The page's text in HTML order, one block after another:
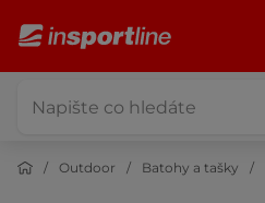
Outdoor Batohy a tašky